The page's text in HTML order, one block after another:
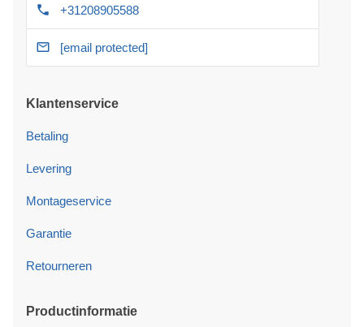
+31208905588
[email protected]
Klantenservice
Betaling
Levering
Montageservice
Garantie
Retourneren
Productinformatie